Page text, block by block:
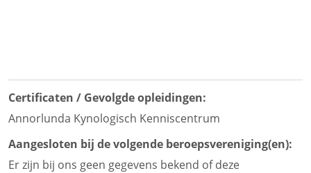
Certificaten / Gevolgde opleidingen:
Annorlunda Kynologisch Kenniscentrum
Aangesloten bij de volgende beroepsvereniging(en):
Er zijn bij ons geen gegevens bekend of deze